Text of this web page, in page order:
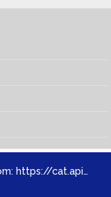
https://cat.apis.beeldengeluid.nl/sparql